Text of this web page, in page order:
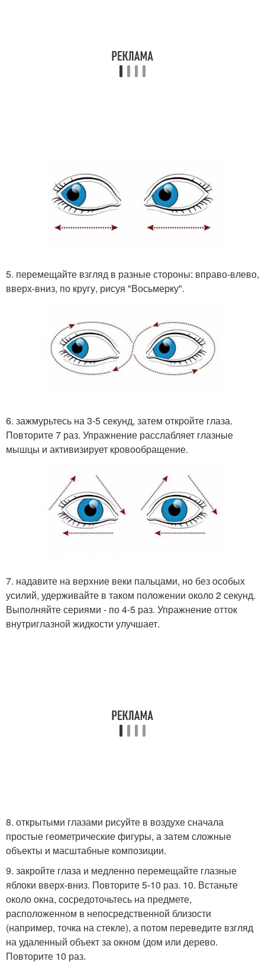
5. перемещайте взгляд в разные стороны: вправо-влево,
вверх-вниз, по кругу, рисуя "Восьмерку".
6. зажмурьтесь на 3-5 секунд, затем откройте глаза.
Повторите 7 раз. Упражнение расслабляет глазные
мышцы и активизирует кровообращение.
7. надавите на верхние веки пальцами, но без особых
усилий, удерживайте в таком положении около 2 секунд.
Выполняйте сериями - по 4-5 раз. Упражнение отток
внутриглазной жидкости улучшает.
8. открытыми глазами рисуйте в воздухе сначала
простые геометрические фигуры, а затем сложные
объекты и масштабные композиции.
9. закройте глаза и медленно перемещайте глазные
яблоки вверх-вниз. Повторите 5-10 раз. 10. Встаньте
около окна, сосредоточьтесь на предмете,
расположенном в непосредственной близости
(например, точка на стекле), а потом переведите взгляд
на удаленный объект за окном (дом или дерево.
Повторите 10 раз.